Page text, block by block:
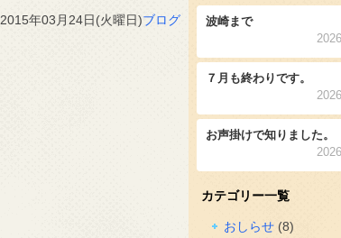
2015年03月24日(火曜日)ブログ
波崎まで
７月も終わりです。
お声掛けで知りました。
カテゴリー一覧
おしらせ(8)